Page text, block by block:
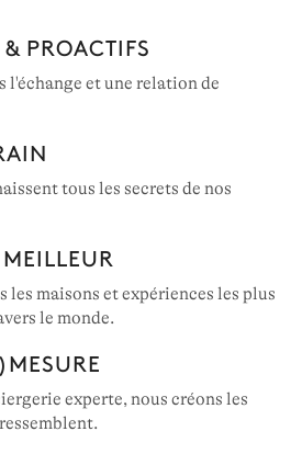
PROACTIFS
l'échange et une relation de
tous les secrets de nos
les maisons et expériences les plus
le monde.
experte, nous créons les